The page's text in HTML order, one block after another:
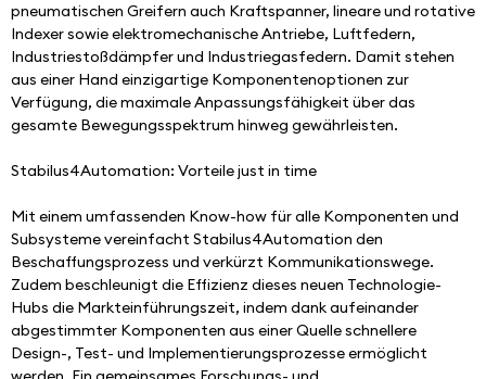
pneumatischen Greifern auch Kraftspanner, lineare und rotative
Indexer sowie elektromechanische Antriebe, Luftfedern,
Industriestoßdämpfer und Industriegasfedern. Damit stehen
aus einer Hand einzigartige Komponentenoptionen zur
Verfügung, die maximale Anpassungsfähigkeit über das
gesamte Bewegungsspektrum hinweg gewährleisten.
Stabilus4Automation: Vorteile just in time
Mit einem umfassenden Know-how für alle Komponenten und
Subsysteme vereinfacht Stabilus4Automation den
Beschaffungsprozess und verkürzt Kommunikationswege.
Zudem beschleunigt die Effizienz dieses neuen Technologie-
Hubs die Markteinführungszeit, indem dank aufeinander
abgestimmter Komponenten aus einer Quelle schnellere
Design-, Test- und Implementierungsprozesse ermöglicht